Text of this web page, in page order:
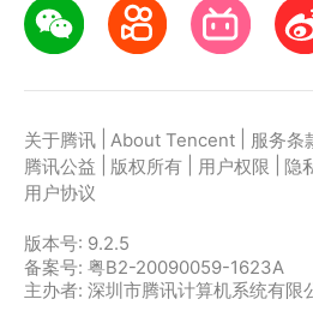
关于腾讯 About Tencent 服务条
腾讯公益
版权所有 用户权限 隐
用户协议
版本号: 9.2.5
备案号: 粤B2-20090059-1623A
主办者: 深圳市腾讯计算机系统有限